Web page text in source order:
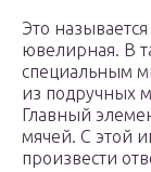
Это
ювелирная. В
специальным
из подручных
Главный
мячей. С этой
произвести